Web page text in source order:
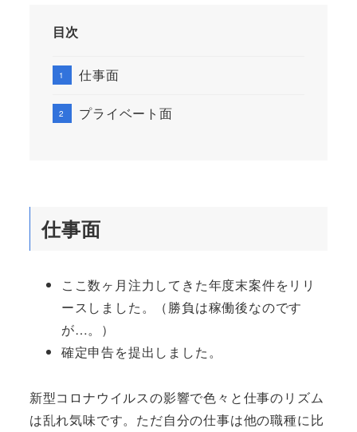
目次
仕事面
プライベート面
仕事面
ここ数ヶ月注力してきた年度末案件をリリ
ースしました。（勝負は稼働後なのです
が…。）
確定申告を提出しました。
新型コロナウイルスの影響で色々と仕事のリズム
は乱れ気味です。ただ自分の仕事は他の職種に比